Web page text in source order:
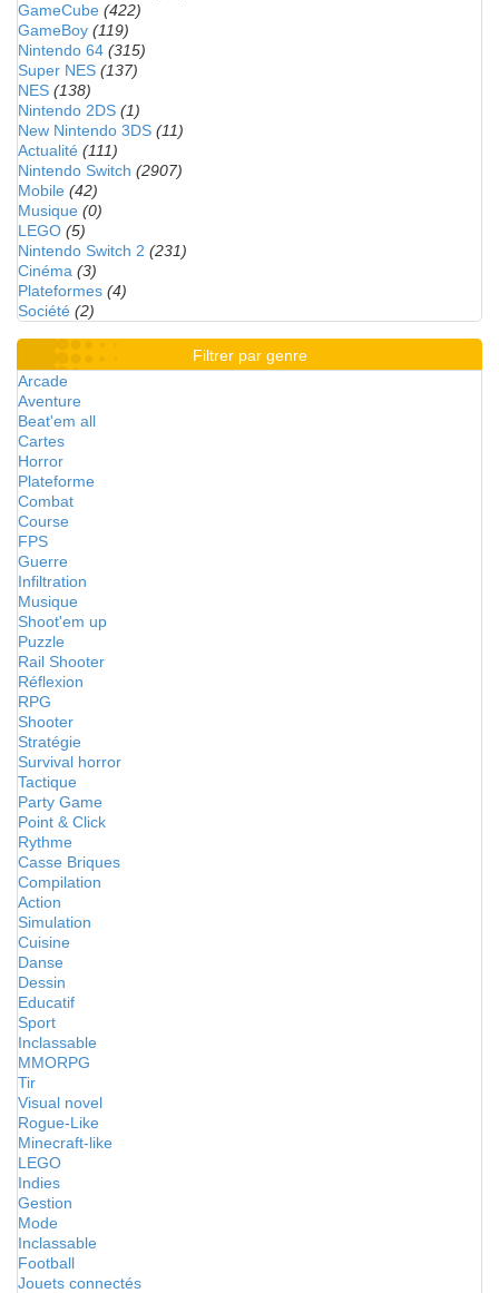
GameCube (422)
GameBoy (119)
Nintendo 64 (315)
Super NES (137)
NES (138)
Nintendo 2DS (1)
New Nintendo 3DS (11)
Actualité (111)
Nintendo Switch (2907)
Mobile (42)
Musique (0)
LEGO (5)
Nintendo Switch 2 (231)
Cinéma (3)
Plateformes (4)
Société (2)
Filtrer par genre
Arcade
Aventure
Beat'em all
Cartes
Horror
Plateforme
Combat
Course
FPS
Guerre
Infiltration
Musique
Shoot'em up
Puzzle
Rail Shooter
Réflexion
RPG
Shooter
Stratégie
Survival horror
Tactique
Party Game
Point & Click
Rythme
Casse Briques
Compilation
Action
Simulation
Cuisine
Danse
Dessin
Educatif
Sport
Inclassable
MMORPG
Tir
Visual novel
Rogue-Like
Minecraft-like
LEGO
Indies
Gestion
Mode
Inclassable
Football
Jouets connectés